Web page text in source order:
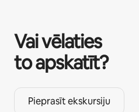
Vai vēlaties
to apskatīt?
Pieprasīt ekskursiju